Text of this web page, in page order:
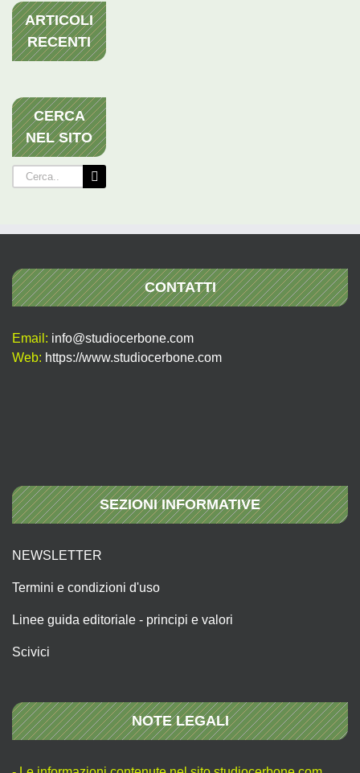
ARTICOLI
RECENTI
CERCA
NEL SITO
Cerca
per:
CONTATTI
Email: info@studiocerbone.com
Web: https://www.studiocerbone.com
SEZIONI INFORMATIVE
NEWSLETTER
Termini e condizioni d'uso
Linee guida editoriale - principi e valori
Scivici
NOTE LEGALI